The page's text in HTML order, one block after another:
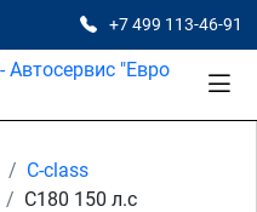
+7 499 113-46-91
C-class
C180 150 л.с